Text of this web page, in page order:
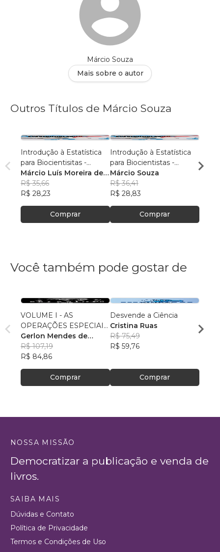
Márcio Souza
Mais sobre o autor
Outros Títulos de Márcio Souza
Introdução à Estatística
para Biocientisitas -
Volume 2
Márcio Luís Moreira de
Souza
R$ 35,66
R$ 28,23
Comprar
Introdução à Estatística
para Biocientistas -
Volume 3
Márcio Souza
R$ 36,41
R$ 28,83
Comprar
para
Você também pode gostar de
VOLUME I - AS
OPERAÇÕES ESPECIAIS
POLICIAIS MILITARES
DO BRASIL
Gerlon Mendes de
Souza, +8
R$ 107,19
R$ 84,86
Comprar
Desvende a Ciência
Cristina Ruas
R$ 75,49
R$ 59,76
Comprar
NOSSA MISSÃO
Democratizar a publicação e venda de
livros.
SAIBA MAIS
Dúvidas e Contato
Política de Privacidade
Termos e Condições de Uso